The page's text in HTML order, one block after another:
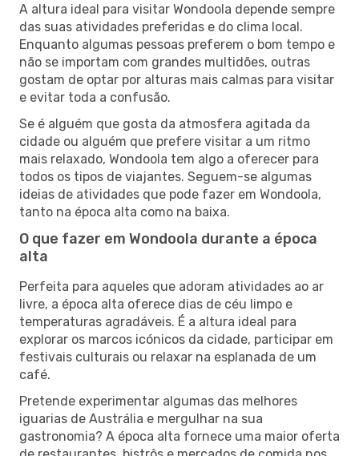
A altura ideal para visitar Wondoola depende sempre
das suas atividades preferidas e do clima local.
Enquanto algumas pessoas preferem o bom tempo e
não se importam com grandes multidões, outras
gostam de optar por alturas mais calmas para visitar
e evitar toda a confusão.
Se é alguém que gosta da atmosfera agitada da
cidade ou alguém que prefere visitar a um ritmo
mais relaxado, Wondoola tem algo a oferecer para
todos os tipos de viajantes. Seguem-se algumas
ideias de atividades que pode fazer em Wondoola,
tanto na época alta como na baixa.
O que fazer em Wondoola durante a época
alta
Perfeita para aqueles que adoram atividades ao ar
livre, a época alta oferece dias de céu limpo e
temperaturas agradáveis. É a altura ideal para
explorar os marcos icónicos da cidade, participar em
festivais culturais ou relaxar na esplanada de um
café.
Pretende experimentar algumas das melhores
iguarias de Austrália e mergulhar na sua
gastronomia? A época alta fornece uma maior oferta